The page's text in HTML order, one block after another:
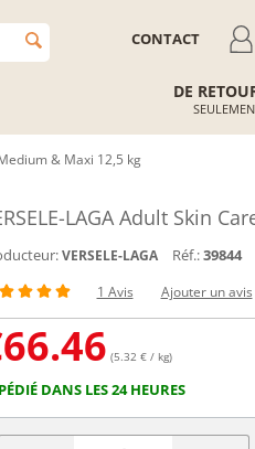
CONTACT
DE
& Maxi 12,5 kg
LAGA Adult Skin
VERSELE-LAGA Réf.:39844
1 Avis Ajouter un avis
66.46 (5.32 € / kg)
DANS LES 24 HEURES